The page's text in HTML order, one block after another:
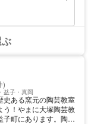
)
益子・真岡
史ある窯元の陶芸教室
う！やまに大塚陶芸教
子町にあります。陶芸